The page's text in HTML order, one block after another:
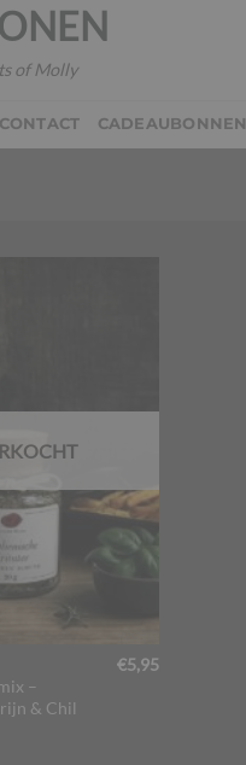
of Molly
CONTACT CADEAUBONNEN
–
& Chil
€5,95